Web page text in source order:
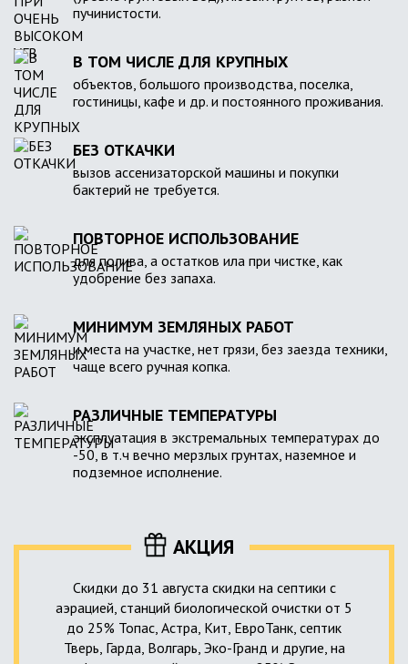
пучинистости.
В ТОМ ЧИСЛЕ ДЛЯ КРУПНЫХ
объектов, большого производства, поселка,
гостиницы, кафе и др. и постоянного проживания.
БЕЗ ОТКАЧКИ
вызов ассенизаторской машины и покупки
бактерий не требуется.
ПОВТОРНОЕ ИСПОЛЬЗОВАНИЕ
для полива, а остатков ила при чистке, как
удобрение без запаха.
МИНИМУМ ЗЕМЛЯНЫХ РАБОТ
и места на участке, нет грязи, без заезда техники,
чаще всего ручная копка.
РАЗЛИЧНЫЕ ТЕМПЕРАТУРЫ
эксплуатация в экстремальных температурах до
-50, в т.ч вечно мерзлых грунтах, наземное и
подземное исполнение.
АКЦИЯ
Скидки до 31 августа скидки на септики с
аэрацией, станций биологической очистки от 5
до 25% Топас, Астра, Кит, ЕвроТанк, септик
Тверь, Гарда, Волгарь, Эко-Гранд и другие, на